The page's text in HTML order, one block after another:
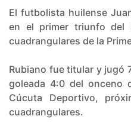
El futbolista huilense
en el primer triunfo del
cuadrangulares de la
Rubiano fue titular y jugó
goleada 4:0 del onceno
Cúcuta Deportivo,
cuadrangulares.